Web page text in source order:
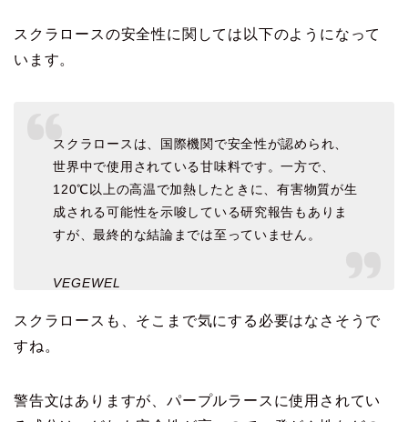
スクラロースの安全性に関しては以下のようになって
います。
スクラロースは、国際機関で安全性が認められ、
世界中で使用されている甘味料です。一方で、
120℃以上の高温で加熱したときに、有害物質が生
成される可能性を示唆している研究報告もありま
すが、最終的な結論までは至っていません。
VEGEWEL
スクラロースも、そこまで気にする必要はなさそうで
すね。
警告文はありますが、パープルラースに使用されてい